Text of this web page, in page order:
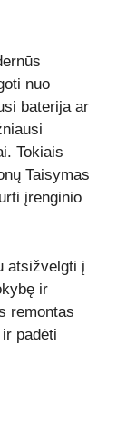
nuo
baterija ar
Tokiais
Taisymas
įrenginio
atsižvelgti į
ir
remontas
padėti